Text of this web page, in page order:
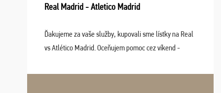
Real Madrid - Atletico Madrid
Ďakujeme za vaše služby, kupovali sme lístky na Real
vs Atlético Madrid. Oceňujem pomoc cez víkend -
spokojnosti. Sedenie bolo dobré, štadión Barnabéu ...